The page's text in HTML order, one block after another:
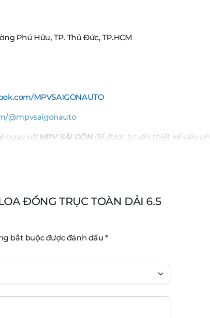
Phú Hữu, TP. Thủ Đức, TP.HCM
MPVSAIGONAUTO
@mpvsaigonauto
ngay vớiMPV SÀI GÒNđể được tư vấn thiết kế siêu
ĐỒNG TRỤC TOÀN DẢI 6.5
bắt buộc được đánh dấu*